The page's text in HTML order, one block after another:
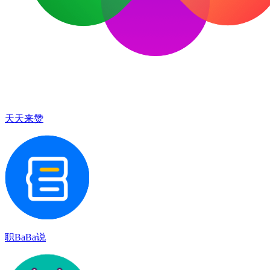
天天来赞
职BaBa说